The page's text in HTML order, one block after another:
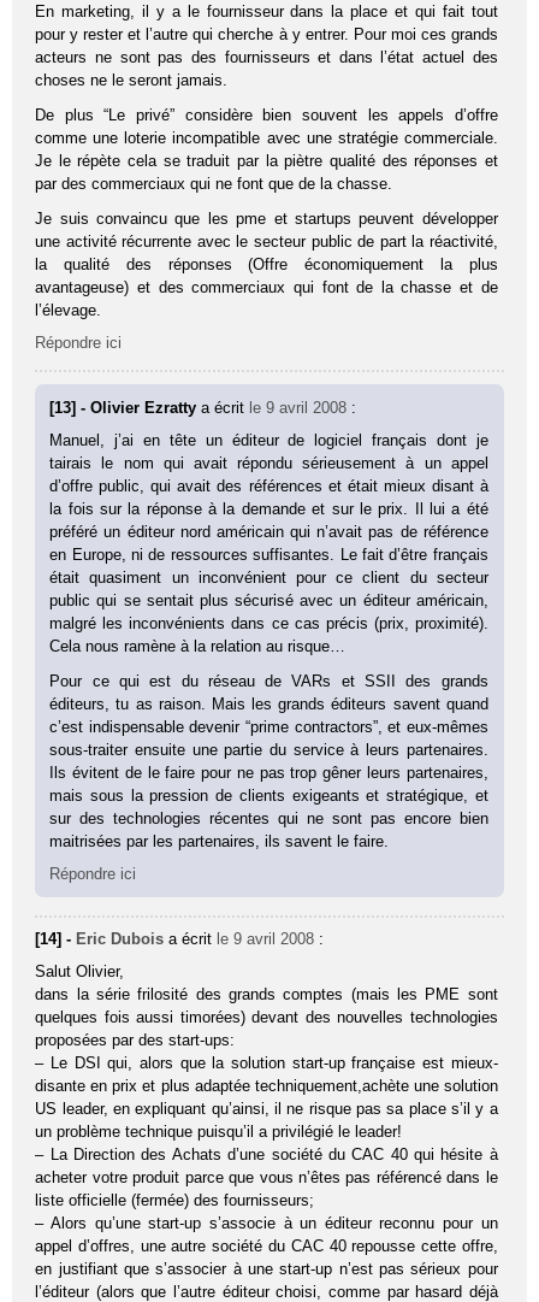
En marketing, il y a le fournisseur dans la place et qui fait tout
pour y rester et l’autre qui cherche à y entrer. Pour moi ces grands
acteurs ne sont pas des fournisseurs et dans l’état actuel des
choses ne le seront jamais.
De plus “Le privé” considère bien souvent les appels d’offre
comme une loterie incompatible avec une stratégie commerciale.
Je le répète cela se traduit par la piètre qualité des réponses et
par des commerciaux qui ne font que de la chasse.
Je suis convaincu que les pme et startups peuvent développer
une activité récurrente avec le secteur public de part la réactivité,
la qualité des réponses (Offre économiquement la plus
avantageuse) et des commerciaux qui font de la chasse et de
l’élevage.
Répondre ici
[13] - Olivier Ezrattya écrit le 9 avril 2008 :
Manuel, j’ai en tête un éditeur de logiciel français dont je
tairais le nom qui avait répondu sérieusement à un appel
d’offre public, qui avait des références et était mieux disant à
la fois sur la réponse à la demande et sur le prix. Il lui a été
préféré un éditeur nord américain qui n’avait pas de référence
en Europe, ni de ressources suffisantes. Le fait d’être français
était quasiment un inconvénient pour ce client du secteur
public qui se sentait plus sécurisé avec un éditeur américain,
malgré les inconvénients dans ce cas précis (prix, proximité).
Cela nous ramène à la relation au risque…
Pour ce qui est du réseau de VARs et SSII des grands
éditeurs, tu as raison. Mais les grands éditeurs savent quand
c’est indispensable devenir “prime contractors”, et eux-mêmes
sous-traiter ensuite une partie du service à leurs partenaires.
Ils évitent de le faire pour ne pas trop gêner leurs partenaires,
mais sous la pression de clients exigeants et stratégique, et
sur des technologies récentes qui ne sont pas encore bien
maitrisées par les partenaires, ils savent le faire.
Répondre ici
[14] - Eric Dubois a écrit le 9 avril 2008 :
Salut Olivier,
dans la série frilosité des grands comptes (mais les PME sont
quelques fois aussi timorées) devant des nouvelles technologies
proposées par des start-ups:
– Le DSI qui, alors que la solution start-up française est mieux-
disante en prix et plus adaptée techniquement,achète une solution
US leader, en expliquant qu’ainsi, il ne risque pas sa place s’il y a
un problème technique puisqu’il a privilégié le leader!
– La Direction des Achats d’une société du CAC 40 qui hésite à
acheter votre produit parce que vous n’êtes pas référencé dans le
liste officielle (fermée) des fournisseurs;
– Alors qu’une start-up s’associe à un éditeur reconnu pour un
appel d’offres, une autre société du CAC 40 repousse cette offre,
en justifiant que s’associer à une start-up n’est pas sérieux pour
l’éditeur (alors que l’autre éditeur choisi, comme par hasard déjà